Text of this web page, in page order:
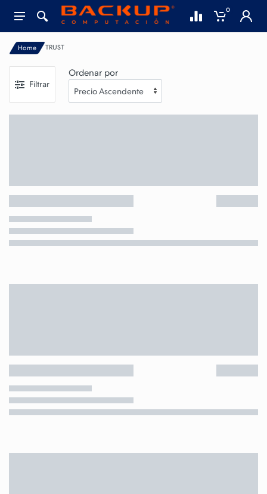
0
Home TRUST
Filtrar
Ordenar por